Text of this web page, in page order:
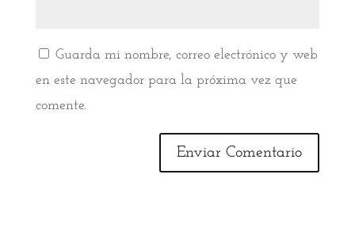
Guarda mi nombre, correo electrónico y web
en este navegador para la próxima vez que
comente.